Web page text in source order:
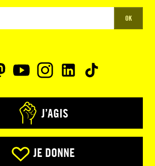
OK
J’AGIS
JE DONNE